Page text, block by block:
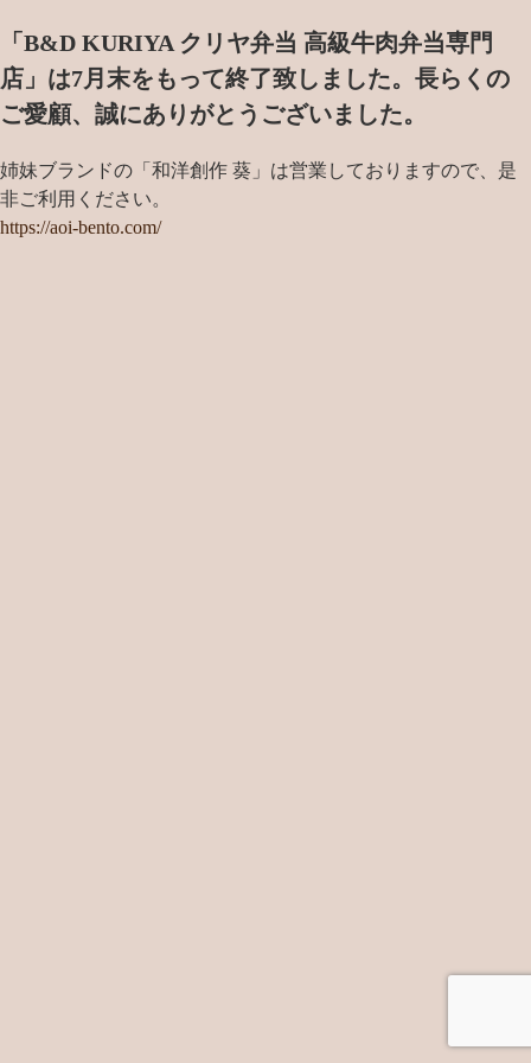
「B&D KURIYA クリヤ弁当 高級牛肉弁当専門
店」は7月末をもって終了致しました。 長らくの
ご愛顧、誠にありがとうございました。
姉妹ブランドの「和洋創作 葵」は営業しておりますので、是
非ご利用ください。
https://aoi-bento.com/